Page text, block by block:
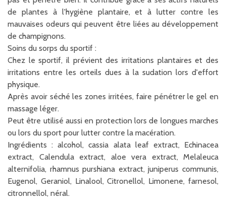
de plantes à l'hygiène plantaire, et à lutter contre les
mauvaises odeurs qui peuvent être liées au développement
de champignons.
Soins du sorps du sportif :
Chez le sportif, il prévient des irritations plantaires et des
irritations entre les orteils dues à la sudation lors d'effort
physique.
Après avoir séché les zones irritées, faire pénétrer le gel en
massage léger.
Peut être utilisé aussi en protection lors de longues marches
ou lors du sport pour lutter contre la macération.
Ingrédients : alcohol, cassia alata leaf extract, Echinacea
extract, Calendula extract, aloe vera extract, Melaleuca
alternifolia, rhamnus purshiana extract, juniperus communis,
Eugenol, Geraniol, Linalool, Citronellol, Limonene, farnesol,
citronnellol, néral.